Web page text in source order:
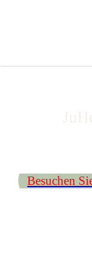
Besuchen